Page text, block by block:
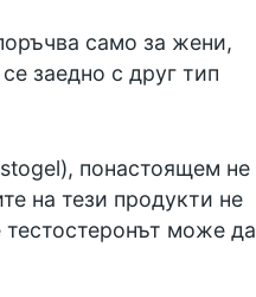
само за жени,
заедно с друг тип
понастоящем не
на тези продукти не
тестостеронът може да